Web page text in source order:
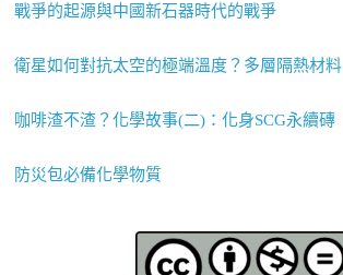
戰爭的起源與中國新石器時代的戰爭
衛星如何對抗太空的極端溫度？多層隔熱材料
咖啡渣不渣？化學故事(二)：化身SCG永續磚
防災包必備化學物質